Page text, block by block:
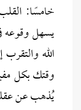
خامسًا:
يسهل وقوعه
الله
وقتك بكل
يُذهب عن